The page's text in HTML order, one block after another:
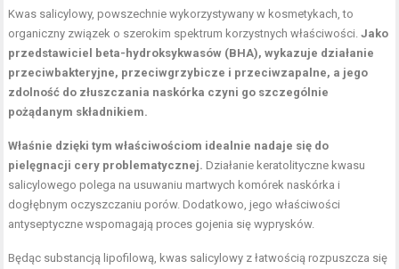
Kwas salicylowy, powszechnie wykorzystywany w kosmetykach, to
organiczny związek o szerokim spektrum korzystnych właściwości.Jako
przedstawiciel beta-hydroksykwasów (BHA), wykazuje działanie
przeciwbakteryjne, przeciwgrzybicze i przeciwzapalne, a jego
zdolność do złuszczania naskórka czyni go szczególnie
pożądanym składnikiem.
Właśnie dzięki tym właściwościom idealnie nadaje się do
pielęgnacji cery problematycznej. Działanie keratolityczne kwasu
salicylowego polega na usuwaniu martwych komórek naskórka i
dogłębnym oczyszczaniu porów. Dodatkowo, jego właściwości
antyseptyczne wspomagają proces gojenia się wyprysków.
Będąc substancją lipofilową, kwas salicylowy z łatwością rozpuszcza się